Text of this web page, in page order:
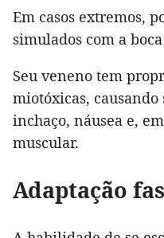
Em casos extremos,
simulados com a
Seu veneno tem
miotóxicas, causando
inchaço, náusea e,
muscular.
Adaptação